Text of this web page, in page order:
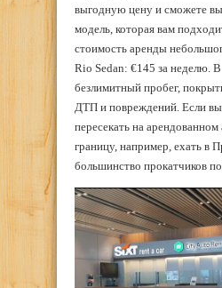
выгодную цену и сможете
модель, которая вам
стоимость аренды
Rio Sedan: €145 за неделю.
безлимитный пробег,
ДТП и повреждений. Если вы
пересекать на
границу, например, ехать в
большинство прокатчиков